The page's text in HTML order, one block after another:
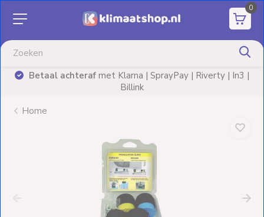
0
Betaal achterafmet Klarna | SprayPay | Riverty | In3 |
Billink
Aanbiedingen
verwarming
Installatiematerialen
Home